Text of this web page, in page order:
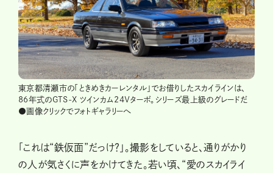
東京都清瀬市の「ときめきカーレンタル」でお借りしたスカイラインは、
86年式のGTS-X ツインカム24Ｖターボ。シリーズ最上級のグレードだ
●画像クリックでフォトギャラリーへ
「これは“鉄仮面”だっけ？」。撮影をしていると、通りがかり
の人が気さくに声をかけてきた。若い頃、“愛のスカイライ